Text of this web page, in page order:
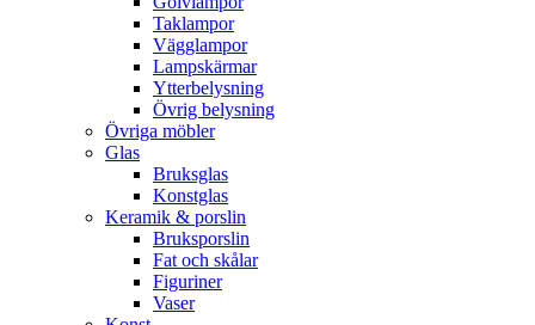
Taklampor
Vägglampor
Lampskärmar
Ytterbelysning
Övrig belysning
Övriga möbler
Glas
Bruksglas
Konstglas
Keramik & porslin
Bruksporslin
Fat och skålar
Figuriner
Vaser